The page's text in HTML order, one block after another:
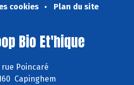
cookies
Plan du site
Bio Et'hique
rue Poincaré
Capinghem